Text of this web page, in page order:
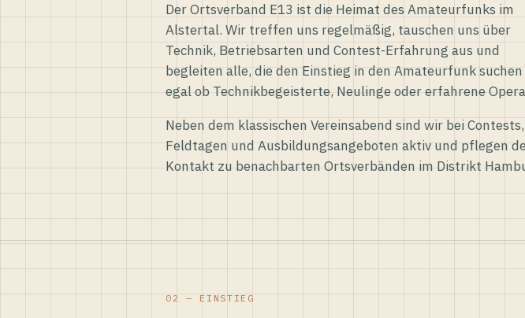
Der Ortsverband E13 ist die Heimat des Amateurfunks im
Alstertal. Wir treffen uns regelmäßig, tauschen uns über
Technik, Betriebsarten und Contest-Erfahrung aus und
begleiten alle, die den Einstieg in den Amateurfunk
egal ob Technikbegeisterte, Neulinge oder erfahrene
Neben dem klassischen Vereinsabend sind wir bei Contests,
Feldtagen und Ausbildungsangeboten aktiv und pflegen
Kontakt zu benachbarten Ortsverbänden im Distrikt
02 — EINSTIEG